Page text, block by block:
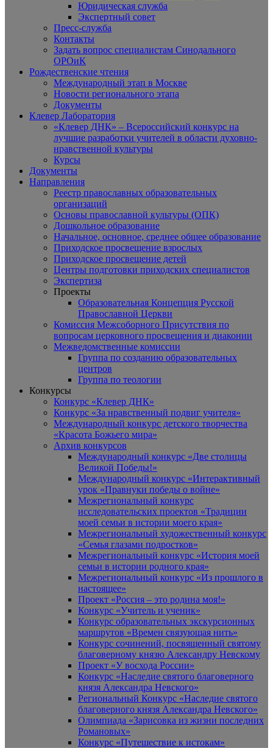
Юридическая служба
Экспертный совет
Пресс-служба
Контакты
Задать вопрос специалистам Синодального
ОРОиК
Рождественские чтения
Международный этап в Москве
Новости регионального этапа
Документы
Клевер Лаборатория
«Клевер ДНК» – Всероссийский конкурс на
лучшие разработки учителей в области духовно-
нравственной культуры
Курсы
Документы
Направления
Реестр православных образовательных
организаций
Основы православной культуры (ОПК)
Дошкольное образование
Начальное, основное, среднее общее образование
Приходское просвещение взрослых
Приходское просвещение детей
Центры подготовки приходских специалистов
Экспертиза
Проекты
Образовательная Концепция Русской
Православной Церкви
Комиссия Межсоборного Присутствия по
вопросам церковного просвещения и диаконии
Межведомственные комиссии
Группа по созданию образовательных
центров
Группа по теологии
Конкурсы
Конкурс «Клевер ДНК»
Конкурс «За нравственный подвиг учителя»
Международный конкурс детского творчества
«Красота Божьего мира»
Архив конкурсов
Международный конкурс «Две столицы
Великой Победы!»
Международный конкурс «Интерактивный
урок «Правнуки победы о войне»
Межрегиональный конкурс
исследовательских проектов «Традиции
моей семьи в истории моего края»
Межрегиональный художественный конкурс
«Семья глазами подростков»
Межрегиональный конкурс «История моей
семьи в истории родного края»
Межрегиональный конкурс «Из прошлого в
настоящее»
Проект «Россия – это родина моя!»
Конкурс «Учитель и ученик»
Конкурс образовательных экскурсионных
маршрутов «Времен связующая нить»
Конкурс сочинений, посвященный святому
благоверному князю Александру Невскому
Проект «У восхода России»
Конкурс «Наследие святого благоверного
князя Александра Невского»
Региональный Конкурс «Наследие святого
благоверного князя Александра Невского»
Олимпиада «Зарисовка из жизни последних
Романовых»
Конкурс «Путешествие к истокам»